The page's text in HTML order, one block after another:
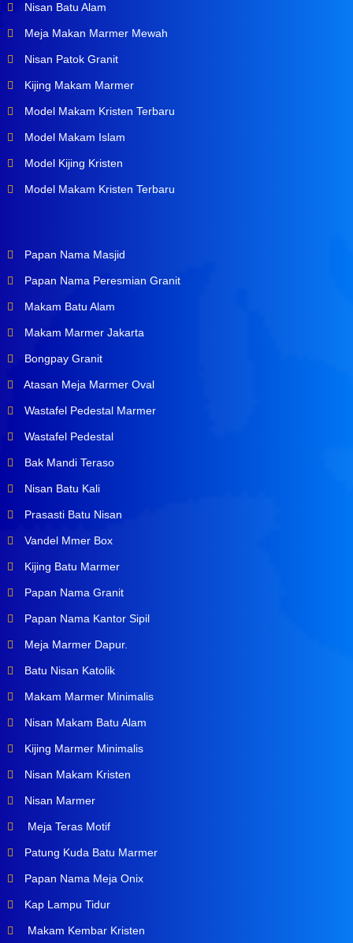
Nisan Batu Alam
Meja Makan Marmer Mewah
Nisan Patok Granit
Kijing Makam Marmer
Model Makam Kristen Terbaru
Model Makam Islam
Model Kijing Kristen
Model Makam Kristen Terbaru
Papan Nama Masjid
Papan Nama Peresmian Granit
Makam Batu Alam
Makam Marmer Jakarta
Bongpay Granit
Atasan Meja Marmer Oval
Wastafel Pedestal Marmer
Wastafel Pedestal
Bak Mandi Teraso
Nisan Batu Kali
Prasasti Batu Nisan
Vandel Mmer Box
Kijing Batu Marmer
Papan Nama Granit
Papan Nama Kantor Sipil
Meja Marmer Dapur.
Batu Nisan Katolik
Makam Marmer Minimalis
Nisan Makam Batu Alam
Kijing Marmer Minimalis
Nisan Makam Kristen
Nisan Marmer
Meja Teras Motif
Patung Kuda Batu Marmer
Papan Nama Meja Onix
Kap Lampu Tidur
Makam Kembar Kristen